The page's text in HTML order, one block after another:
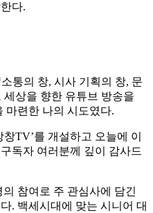
다.
통의 창, 시사 기획의 창, 문
세상을 향한 유튜브 방송을
마련한 나의 시도였다.
TV’를 개설하고 오늘에 이
독자 여러분께 깊이 감사드
참여로 주 관심사에 담긴
. 백세시대에 맞는 시니어 대